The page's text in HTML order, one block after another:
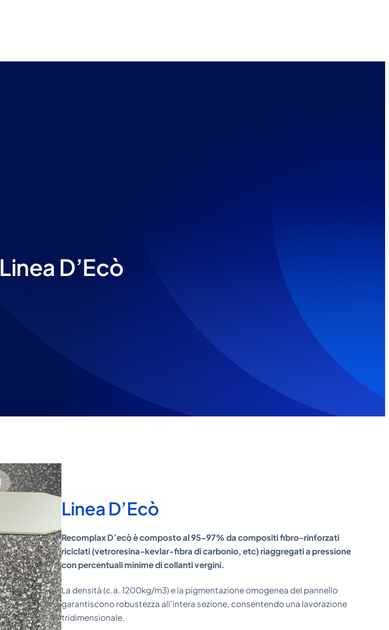
Linea D’Ecò
Linea D’Ecò
Recomplax D’ecò è composto al 95-97% da compositi fibro-rinforzati
riciclati (vetroresina-kevlar-fibra di carbonio, etc) riaggregati a pressione
con percentuali minime di collanti vergini.
La densità (c.a. 1200kg/m3) e la pigmentazione omogenea del pannello
garantiscono robustezza all’intera sezione, consentendo una lavorazione
tridimensionale.